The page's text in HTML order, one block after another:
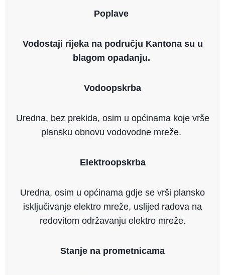
Poplave
Vodostaji rijeka na području Kantona su u
blagom opadanju.
Vodoopskrba
Uredna, bez prekida, osim u općinama koje vrše
plansku obnovu vodovodne mreže.
Elektroopskrba
Uredna, osim u općinama gdje se vrši plansko
isključivanje elektro mreže, uslijed radova na
redovitom održavanju elektro mreže.
Stanje na prometnicama